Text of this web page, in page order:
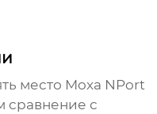
место Moxa NPort
сравнение с